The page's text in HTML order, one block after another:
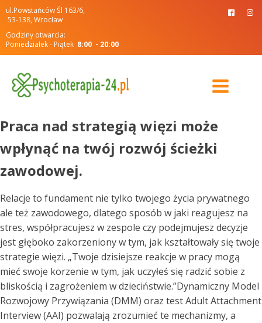
ul.Powstańców Śl 163/6,
53-138, Wrocław
Godziny otwarcia:
Poniedziałek - Piątek 8:00 - 20:00
Praca nad strategią więzi może
wpłynąć na twój rozwój ścieżki
zawodowej.
Relacje to fundament nie tylko twojego życia prywatnego
ale też zawodowego, dlatego sposób w jaki reagujesz na
stres, współpracujesz w zespole czy podejmujesz decyzje
jest głęboko zakorzeniony w tym, jak kształtowały się twoje
strategie więzi. „Twoje dzisiejsze reakcje w pracy mogą
mieć swoje korzenie w tym, jak uczyłeś się radzić sobie z
bliskością i zagrożeniem w dzieciństwie.”Dynamiczny Model
Rozwojowy Przywiązania (DMM) oraz test Adult Attachment
Interview (AAI) pozwalają zrozumieć te mechanizmy, a